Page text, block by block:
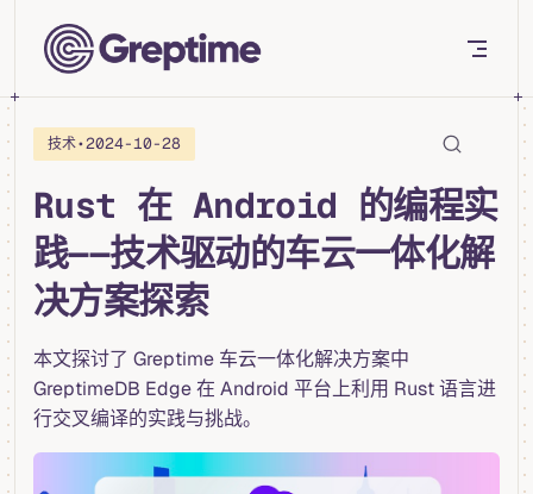
Skip to content
技术•2024-10-28
Rust 在 Android 的编程实
践——技术驱动的车云一体化解
决方案探索
本文探讨了 Greptime 车云一体化解决方案中
GreptimeDB Edge 在 Android 平台上利用 Rust 语言进
行交叉编译的实践与挑战。